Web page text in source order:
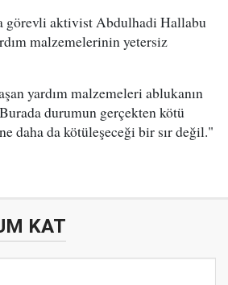
görevli aktivist Abdulhadi Hallabu
malzemelerinin yetersiz
yardım malzemeleri ablukanın
durumun gerçekten kötü
daha da kötüleşeceği bir sır değil."
KAT